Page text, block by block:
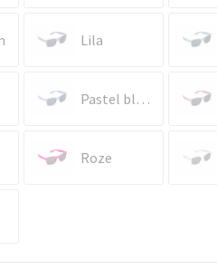
Lila
Pastel blauw
Roze